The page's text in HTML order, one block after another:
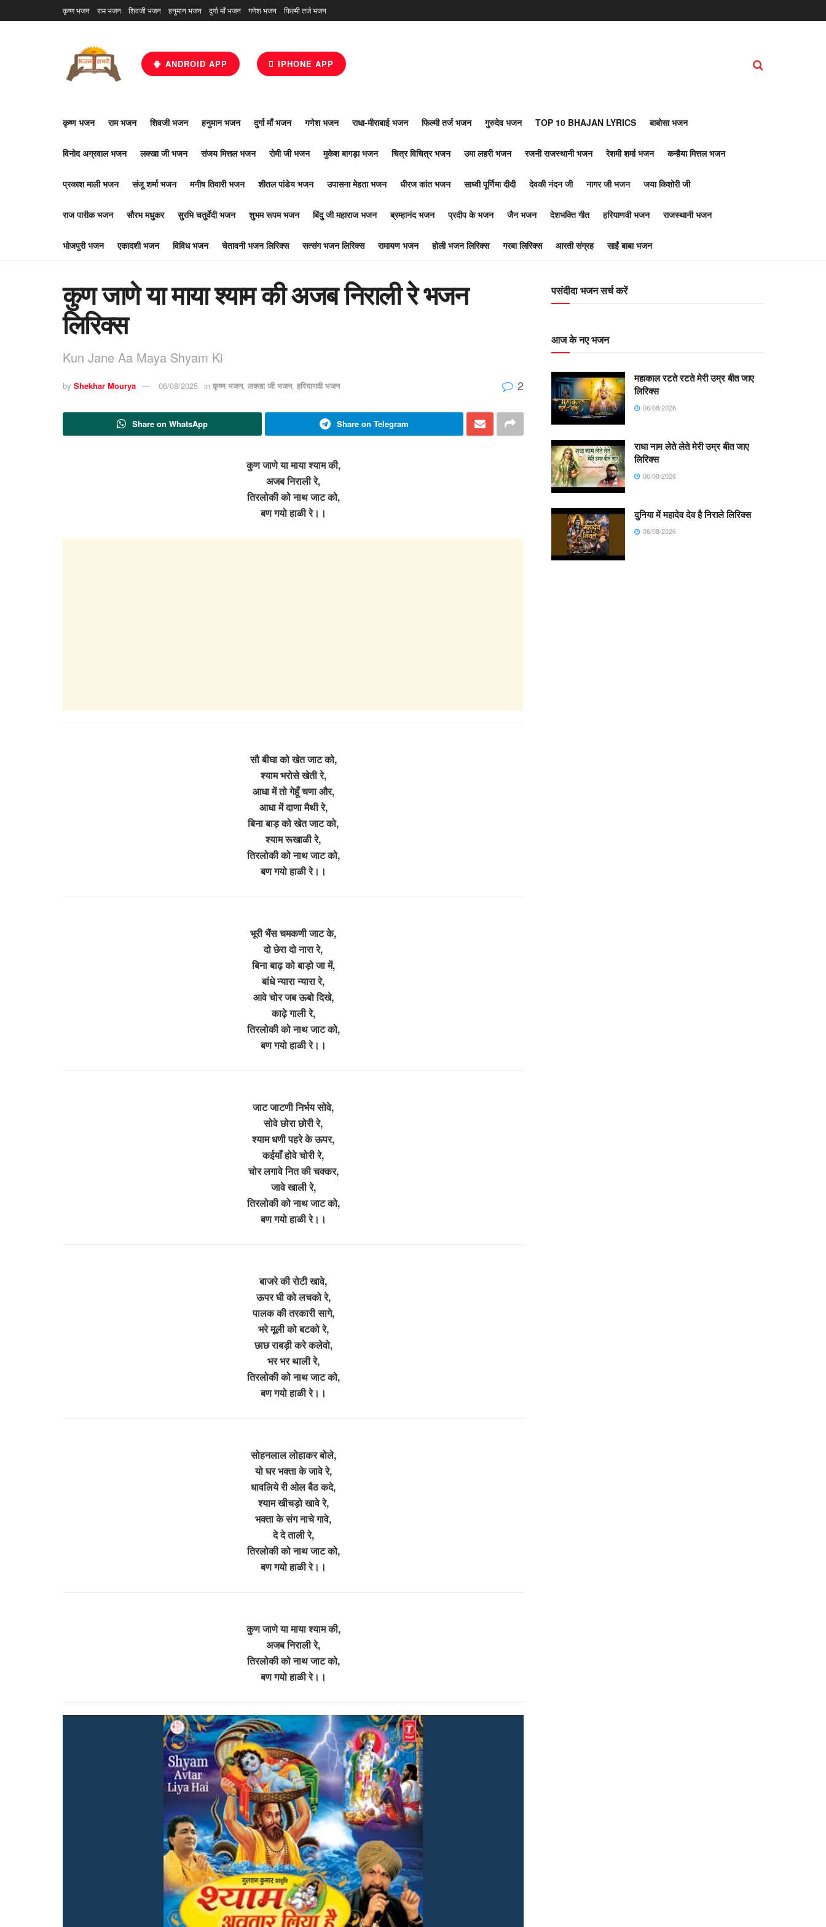
कृष्ण भजन राम भजन शिवजी भजन हनुमान भजन दुर्गा माँ भजन गणेश भजन फिल्मी तर्ज भजन
ANDROID APP IPHONE APP
कृष्ण भजन राम भजन शिवजी भजन हनुमान भजन दुर्गा माँ भजन गणेश भजन राधा-मीराबाई भजन फिल्मी तर्ज भजन गुरुदेव भजन TOP 10 BHAJAN LYRICS बाबोसा भजन
विनोद अग्रवाल भजन लक्खा जी भजन संजय मित्तल भजन रोमी जी भजन मुकेश बागड़ा भजन चित्र विचित्र भजन उमा लहरी भजन रजनी राजस्थानी भजन रेशमी शर्मा भजन कन्हैया मित्तल भजन
प्रकाश माली भजन संजू शर्मा भजन मनीष तिवारी भजन शीतल पांडेय भजन उपासना मेहता भजन धीरज कांत भजन साध्वी पूर्णिमा दीदी देवकी नंदन जी नागर जी भजन जया किशोरी जी
राज पारीक भजन सौरभ मधुकर सुरभि चतुर्वेदी भजन शुभम रूपम भजन बिंदु जी महाराज भजन ब्रम्हानंद भजन प्रदीप के भजन जैन भजन देशभक्ति गीत हरियाणवी भजन राजस्थानी भजन
भोजपुरी भजन एकादशी भजन विविध भजन चेतावनी भजन लिरिक्स सत्संग भजन लिरिक्स रामायण भजन होली भजन लिरिक्स गरबा लिरिक्स आरती संग्रह साईं बाबा भजन
कुण जाणे या माया श्याम की अजब निराली रे भजन
लिरिक्स
Kun Jane Aa Maya Shyam Ki
by Shekhar Mourya 06/08/2025 in कृष्ण भजन, लक्खा जी भजन, हरियाणवी भजन 2
Share on WhatsApp Share on Telegram
कुण जाणे या माया श्याम की,
अजब निराली रे,
तिरलोकी को नाथ जाट को,
बण गयो हाळी रे।।
सौ बीघा को खेत जाट को,
श्याम भरोसे खेती रे,
आधा में तो गेहूँ चणा और,
आधा में दाणा मैथी रे,
बिना बाड़ को खेत जाट को,
श्याम रूखाळी रे,
तिरलोकी को नाथ जाट को,
बण गयो हाळी रे।।
भूरी भैंस चमकणी जाट के,
दो छेरा दो नारा रे,
बिना बाढ़ को बाड़ो जा में,
बांधे न्यारा न्यारा रे,
आवे चोर जब ऊबो दिखे,
काढ़े गाली रे,
तिरलोकी को नाथ जाट को,
बण गयो हाळी रे।।
जाट जाटणी निर्भय सोवे,
सोवे छोरा छोरी रे,
श्याम धणी पहरे के ऊपर,
कईयाँ होवे चोरी रे,
चोर लगावे नित की चक्कर,
जावे खाली रे,
तिरलोकी को नाथ जाट को,
बण गयो हाळी रे।।
बाजरे की रोटी खावे,
ऊपर घी को लचको रे,
पालक की तरकारी सागे,
भरे मूली को बटको रे,
छाछ राबड़ी करे कलेवो,
भर भर थाली रे,
तिरलोकी को नाथ जाट को,
बण गयो हाळी रे।।
सोहनलाल लोहाकर बोले,
यो घर भक्ता के जावे रे,
धावलिये री ओल बैठ कदे,
श्याम खीचड़ो खावे रे,
भक्ता के संग नाचे गावे,
दे दे ताली रे,
तिरलोकी को नाथ जाट को,
बण गयो हाळी रे।।
कुण जाणे या माया श्याम की,
अजब निराली रे,
तिरलोकी को नाथ जाट को,
बण गयो हाळी रे।।
पसंदीदा भजन सर्च करें
आज के नए भजन
महाकाल रटते रटते मेरी उम्र बीत जाए
लिरिक्स
06/08/2026
राधा नाम लेते लेते मेरी उम्र बीत जाए
लिरिक्स
06/08/2026
दुनिया में महादेव देव है निराले लिरिक्स
06/08/2026